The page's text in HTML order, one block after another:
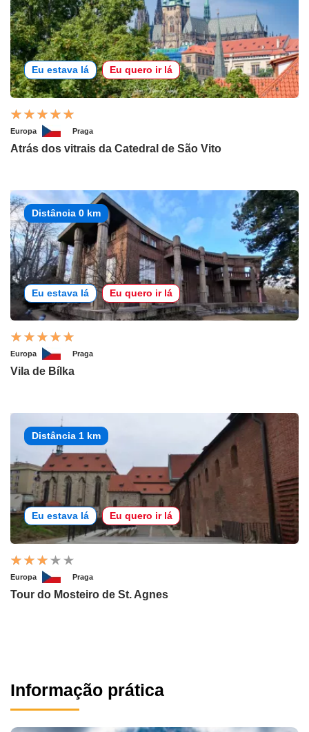
Eu estava lá Eu quero ir lá
Europa Praga
Atrás dos vitrais da Catedral de São Vito
Distância 0 km
Eu estava lá Eu quero ir lá
Europa Praga
Vila de Bílka
Distância 1 km
Eu estava lá Eu quero ir lá
Europa Praga
Tour do Mosteiro de St. Agnes
Informação prática